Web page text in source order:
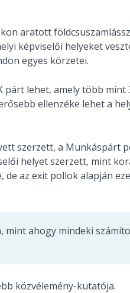
aratott
képviselői helyeket
egyes körzetei.
párt lehet, amely több mint
ellenzéke lehet a
szerzett, a Munkáspárt
helyet szerzett, mint
de az exit pollok alapján
mint ahogy mindeki
közvélemény-kutatója.